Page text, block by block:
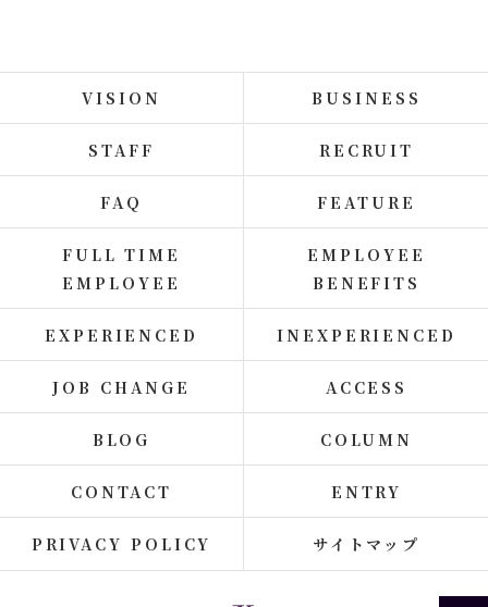
VISION BUSINESS
STAFF RECRUIT
FAQ FEATURE
FULL TIME
EMPLOYEE
EMPLOYEE
BENEFITS
EXPERIENCED INEXPERIENCED
JOB CHANGE ACCESS
BLOG COLUMN
CONTACT ENTRY
PRIVACY POLICY サイトマップ